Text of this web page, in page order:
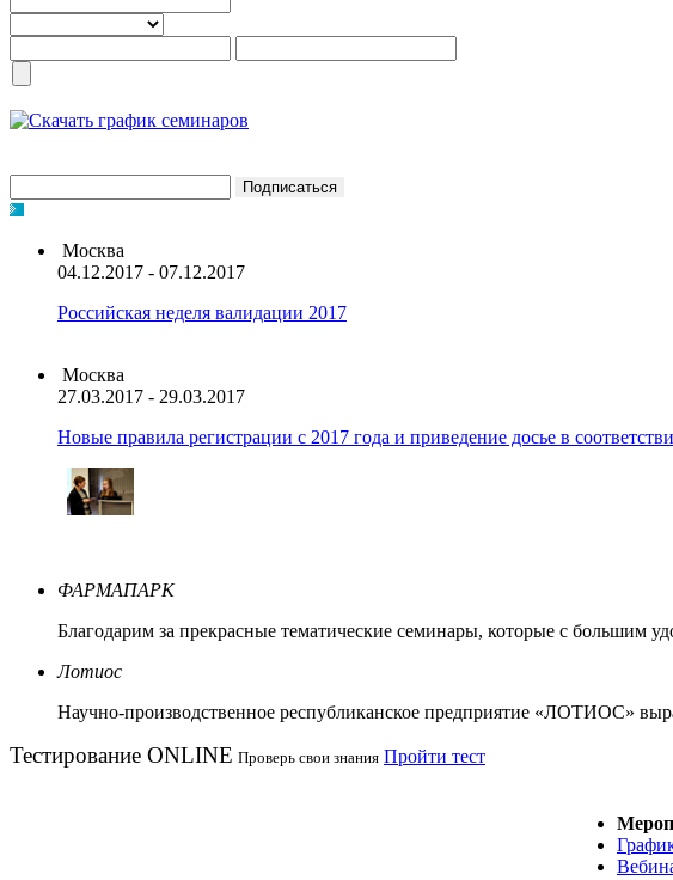
Москва
04.12.2017 - 07.12.2017
Российская неделя валидации 2017
Москва
27.03.2017 - 29.03.2017
Новые правила регистрации c 2017 года и приведение досье в
ФАРМАПАРК
Благодарим за прекрасные тематические семинары, которые с большим
Лотиос
Научно-производственное республиканское предприятие «ЛОТИОС»
Тестирование ONLINE Проверь свои знания Пройти тест